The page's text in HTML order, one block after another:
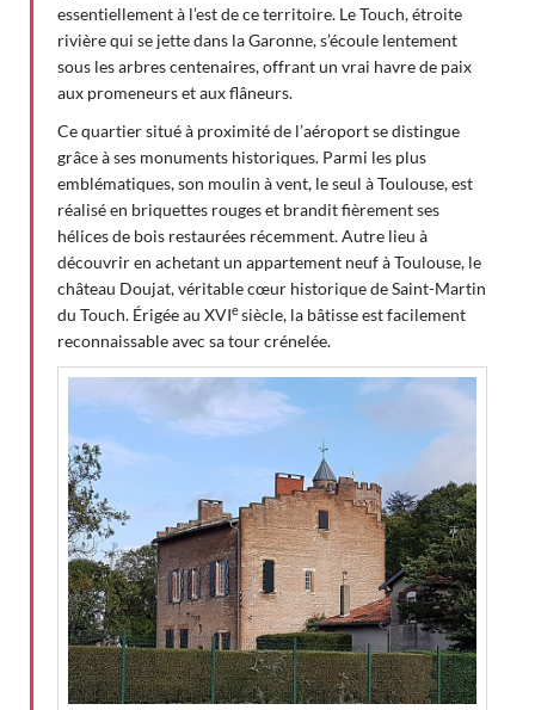
essentiellement à l’est de ce territoire. Le Touch, étroite
rivière qui se jette dans la Garonne, s’écoule lentement
sous les arbres centenaires, offrant un vrai havre de paix
aux promeneurs et aux flâneurs.
Ce quartier situé à proximité de l’aéroport se distingue
grâce à ses monuments historiques. Parmi les plus
emblématiques, son moulin à vent, le seul à Toulouse, est
réalisé en briquettes rouges et brandit fièrement ses
hélices de bois restaurées récemment. Autre lieu à
découvrir en achetant un appartement neuf à Toulouse, le
château Doujat, véritable cœur historique de Saint-Martin
du Touch. Érigée au XVIesiècle, la bâtisse est facilement
reconnaissable avec sa tour crénelée.